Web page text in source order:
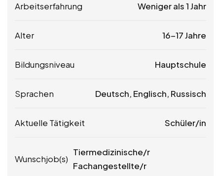
Arbeitserfahrung Weniger als 1 Jahr
Alter 16-17 Jahre
Bildungsniveau Hauptschule
Sprachen Deutsch, Englisch, Russisch
Aktuelle Tätigkeit Schüler/in
Wunschjob(s)
Tiermedizinische/r
Fachangestellte/r